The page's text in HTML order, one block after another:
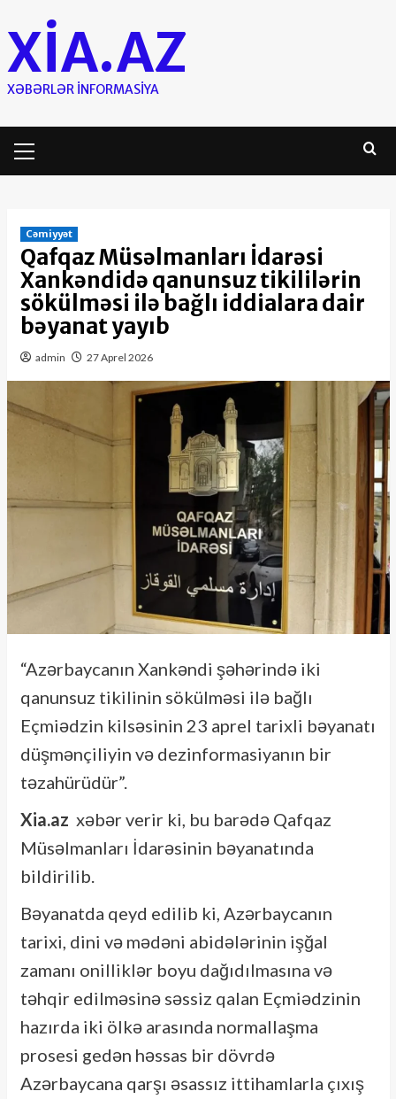
to
content
XIA.AZ
XƏBƏRLƏR INFORMASIYA
Menu
Cəmiyyət
Qafqaz Müsəlmanları İdarəsi
Xankəndidə qanunsuz tikililərin
sökülməsi ilə bağlı iddialara dair
bəyanat yayıb
admin 27 Aprel 2026
“Azərbaycanın Xankəndi şəhərində iki
qanunsuz tikilinin sökülməsi ilə bağlı
Eçmiədzin kilsəsinin 23 aprel tarixli bəyanatı
düşmənçiliyin və dezinformasiyanın bir
təzahürüdür”.
Xia.az xəbər verir ki, bu barədə Qafqaz
Müsəlmanları İdarəsinin bəyanatında
bildirilib.
Bəyanatda qeyd edilib ki, Azərbaycanın
tarixi, dini və mədəni abidələrinin işğal
zamanı onilliklər boyu dağıdılmasına və
təhqir edilməsinə səssiz qalan Eçmiədzinin
hazırda iki ölkə arasında normallaşma
prosesi gedən həssas bir dövrdə
Azərbaycana qarşı əsassız ittihamlarla çıxış